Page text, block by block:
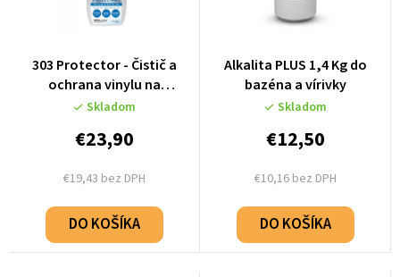
v
303 Protector - Čistič a
ochrana vinylu na
termokryt (473 ml) - 30308
Skladom
€19,43 bez DPH
€23,90
DO KOŠÍKA
Alkalita PLUS 1,4 Kg do
bazéna a vírivky
Skladom
€10,16 bez DPH
€12,50
DO KOŠÍKA